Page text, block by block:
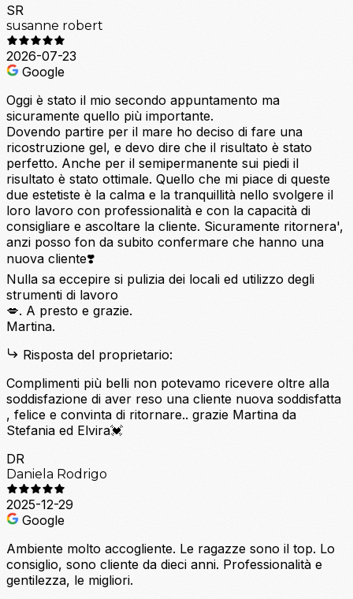
SR
susanne robert
2026-07-23
Google
Oggi è stato il mio secondo appuntamento ma
sicuramente quello più importante.
Dovendo partire per il mare ho deciso di fare una
ricostruzione gel, e devo dire che il risultato è stato
perfetto. Anche per il semipermanente sui piedi il
risultato è stato ottimale. Quello che mi piace di queste
due estetiste è la calma e la tranquillità nello svolgere il
loro lavoro con professionalità e con la capacità di
consigliare e ascoltare la cliente. Sicuramente ritornera',
anzi posso fon da subito confermare che hanno una
nuova cliente❣️
Nulla sa eccepire si pulizia dei locali ed utilizzo degli
strumenti di lavoro
💋. A presto e grazie.
Martina.
Risposta del proprietario:
Complimenti più belli non potevamo ricevere oltre alla
soddisfazione di aver reso una cliente nuova soddisfatta
, felice e convinta di ritornare.. grazie Martina da
Stefania ed Elvira💓
DR
Daniela Rodrigo
2025-12-29
Google
Ambiente molto accogliente. Le ragazze sono il top. Lo
consiglio, sono cliente da dieci anni. Professionalità e
gentilezza, le migliori.